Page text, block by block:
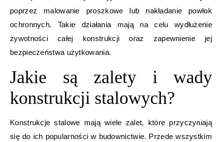
poprzez malowanie proszkowe lub nakładanie powłok
ochronnych. Takie działania mają na celu wydłużenie
żywotności całej konstrukcji oraz zapewnienie jej
bezpieczeństwa użytkowania.
Jakie są zalety i wady
konstrukcji stalowych?
Konstrukcje stalowe mają wiele zalet, które przyczyniają
się do ich popularności w budownictwie. Przede wszystkim